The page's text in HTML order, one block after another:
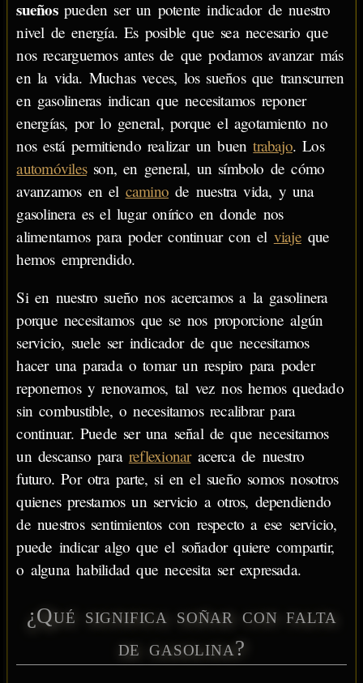
sueños pueden ser un potente indicador de nuestro
nivel de energía. Es posible que sea necesario que
nos recarguemos antes de que podamos avanzar más
en la vida. Muchas veces, los sueños que transcurren
en gasolineras indican que necesitamos reponer
energías, por lo general, porque el agotamiento no
nos está permitiendo realizar un buentrabajo. Los
automóvilesson, en general, un símbolo de cómo
avanzamos en el camino de nuestra vida, y una
gasolinera es el lugar onírico en donde nos
alimentamos para poder continuar con el viajeque
hemos emprendido.
Si en nuestro sueño nos acercamos a la gasolinera
porque necesitamos que se nos proporcione algún
servicio, suele ser indicador de que necesitamos
hacer una parada o tomar un respiro para poder
reponernos y renovarnos, tal vez nos hemos quedado
sin combustible, o necesitamos recalibrar para
continuar. Puede ser una señal de que necesitamos
un descanso para reflexionaracerca de nuestro
futuro. Por otra parte, si en el sueño somos nosotros
quienes prestamos un servicio a otros, dependiendo
de nuestros sentimientos con respecto a ese servicio,
puede indicar algo que el soñador quiere compartir,
o alguna habilidad que necesita ser expresada.
¿Qué significa soñar con falta
de gasolina?